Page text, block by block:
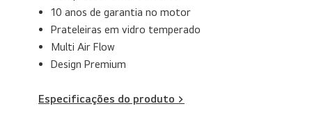
10 anos de garantia no motor
Prateleiras em vidro temperado
Multi Air Flow
Design Premium
Especificações do produto >